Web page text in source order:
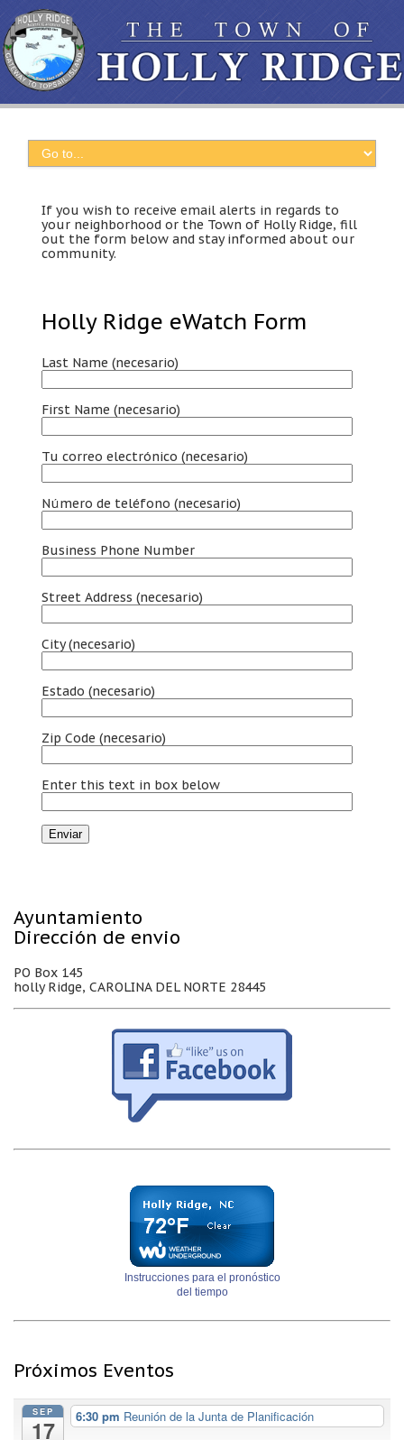
If you wish to receive email alerts in regards to
your neighborhood or the Town of Holly Ridge,fill
out the form below and stay informed about our
community.
Holly Ridge eWatch Form
Last Name (necesario)
First Name (necesario)
Tu correo electrónico (necesario)
Número de teléfono (necesario)
Business Phone Number
Street Address (necesario)
City(necesario)
Estado (necesario)
Zip Code (necesario)
Enter this text in box below
Ayuntamiento
Dirección de envio
PO Box 145
holly Ridge, CAROLINA DEL NORTE 28445
Instrucciones para el pronóstico
del tiempo
Próximos Eventos
SEP
17
6:30 pm Reunión de la Junta de Planificación